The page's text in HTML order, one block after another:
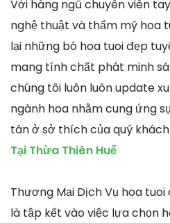
Với hàng ngũ chuyên viên
nghệ thuật và thẩm mỹ hoa
lại những bó hoa tuoi đẹp
mang tính chất phát minh
chúng tôi luôn luôn update
ngành hoa nhằm cung ứng
tân ở sở thích của quý
Tại Thừa Thiên Huế
Thương Mại Dịch Vụ hoa
là tập kết vào việc lựa chọn